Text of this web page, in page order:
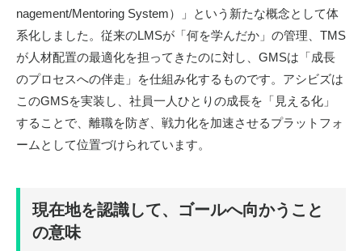
nagement/Mentoring System）」という新たな概念として体
系化しました。従来のLMSが「何を学んだか」の管理、 TMS
が人材配置の最適化を担ってきたのに対し、 GMSは「成長
のプロセスへの伴走」を仕組み化するものです。アシビズは
このGMSを実装し、社員一人ひとりの成長を「見える化」
することで、離職を防ぎ、戦力化を加速させるプラットフォ
ームとして位置づけられています。
現在地を認識して、ゴールへ向かうこと
の意味